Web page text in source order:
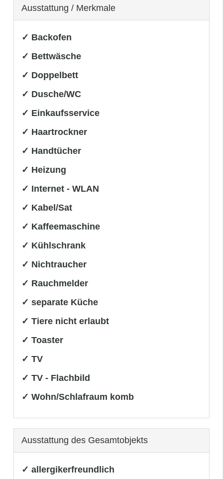
Ausstattung / Merkmale
✓ Backofen
✓ Bettwäsche
✓ Doppelbett
✓ Dusche/WC
✓ Einkaufsservice
✓ Haartrockner
✓ Handtücher
✓ Heizung
✓ Internet - WLAN
✓ Kabel/Sat
✓ Kaffeemaschine
✓ Kühlschrank
✓ Nichtraucher
✓ Rauchmelder
✓ separate Küche
✓ Tiere nicht erlaubt
✓ Toaster
✓ TV
✓ TV - Flachbild
✓ Wohn/Schlafraum komb
Ausstattung des Gesamtobjekts
✓ allergikerfreundlich